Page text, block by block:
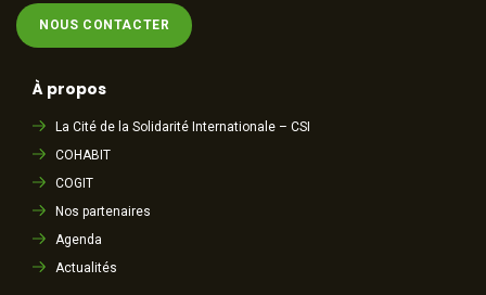
NOUS CONTACTER
À propos
La Cité de la Solidarité Internationale – CSI
COHABIT
COGIT
Nos partenaires
Agenda
Actualités